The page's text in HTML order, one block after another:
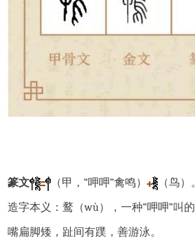
篆文 （甲，“呷呷”禽鸣）
（鸟）
造字本义：鹜（wù），一种“呷呷”叫
嘴扁脚矮，趾间有蹼，善游泳。